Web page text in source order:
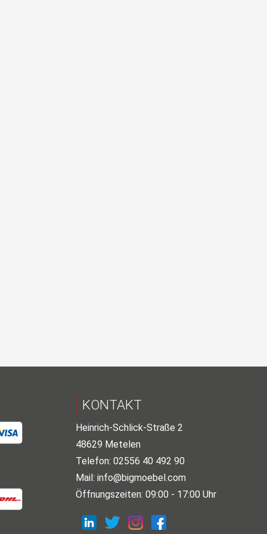
KONTAKT
Heinrich-Schlick-Straße 2
48629 Metelen
Telefon: 02556 40 492 90
Mail: info@bigmoebel.com
Öffnungszeiten: 09:00 - 17:00 Uhr